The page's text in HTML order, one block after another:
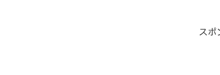
スポ